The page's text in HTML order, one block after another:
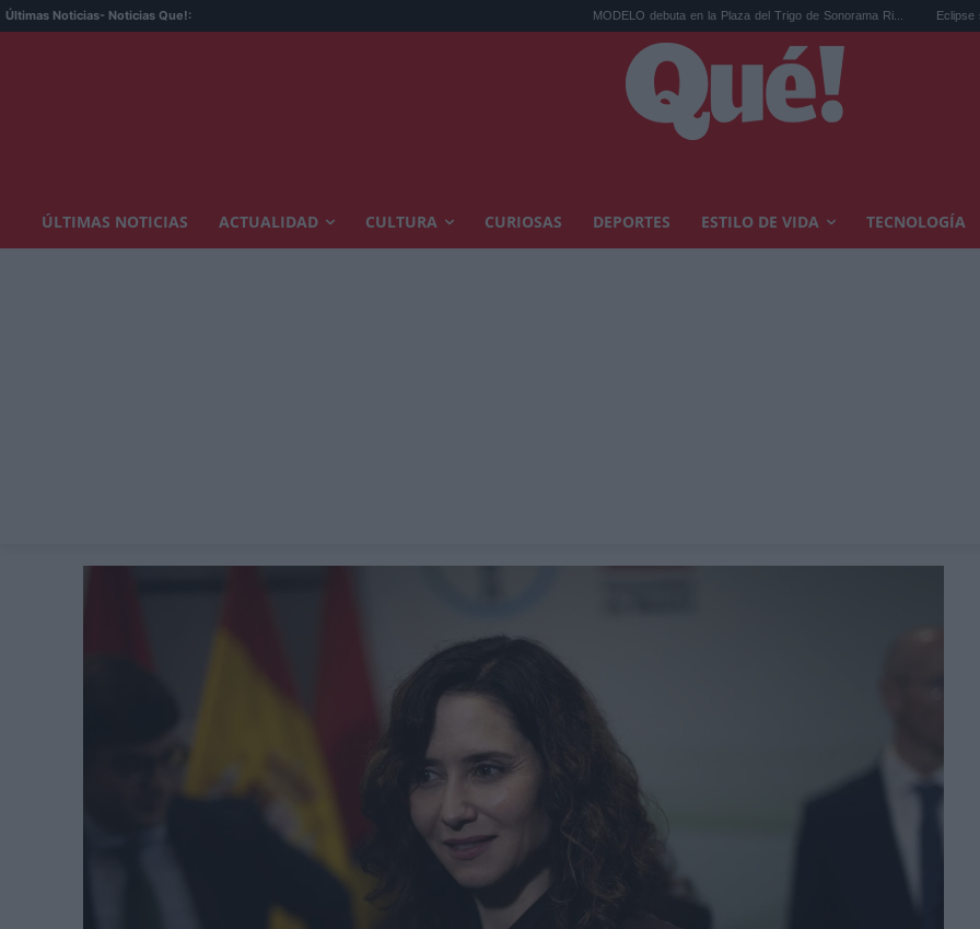
Últimas Noticias- Noticias Que!: MODELO debuta en la Plaza del Trigo de Sonorama Ri... Eclipse solar en
ÚLTIMAS NOTICIAS ACTUALIDAD CULTURA CURIOSAS DEPORTES ESTILO DE VIDA TECNOLOGÍA